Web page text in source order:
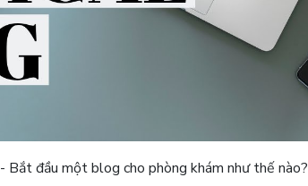
Bắt đầu một blog cho phòng khám như thế nào?